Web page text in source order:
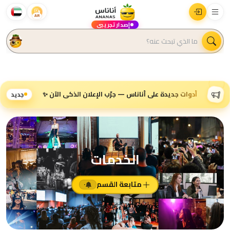
AR
إصدار تجريبي
أدوات جديدة على أناناس — جرّب الإعلان الذكي الآن ✨ جديد
الخدمات
متابعة القسم ٠